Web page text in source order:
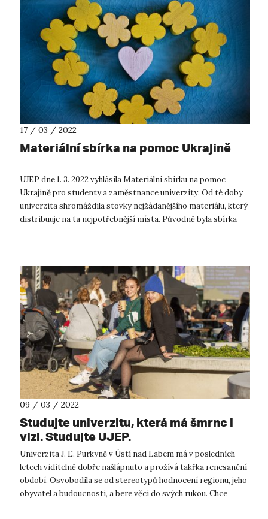
17 / 03 / 2022
Materiální sbírka na pomoc Ukrajině
UJEP dne 1. 3. 2022 vyhlásila Materiální sbírku na pomoc
Ukrajině pro studenty a zaměstnance univerzity. Od té doby
univerzita shromáždila stovky nejžádanějšího materiálu, který
distribuuje na ta nejpotřebnější místa. Původně byla sbírka
09 / 03 / 2022
Studujte univerzitu, která má šmrnc i
vizi. Studujte UJEP.
Univerzita J. E. Purkyně v Ústí nad Labem má v posledních
letech viditelně dobře našlápnuto a prožívá takřka renesanční
období. Osvobodila se od stereotypů hodnocení regionu, jeho
obyvatel a budoucnosti, a bere věci do svých rukou. Chce